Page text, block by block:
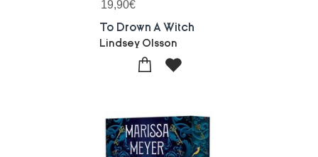
19,90€
To Drown A Witch
Lindsey Olsson